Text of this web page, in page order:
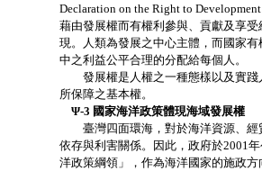
Declaration on the Right to
藉由發展權而有權利參與、貢獻及享
現。人類為發展之中心主體，而國家
中之利益公平合理的分配給每個人。
發展權是人權之一種態樣以及實踐
所保障之基本權。
Ψ-3 國家海洋政策體現海域發展權
臺灣四面環海，對於海洋資源、經
依存與利害關係。因此，政府於2001
洋政策綱領」，作為海洋國家的施政